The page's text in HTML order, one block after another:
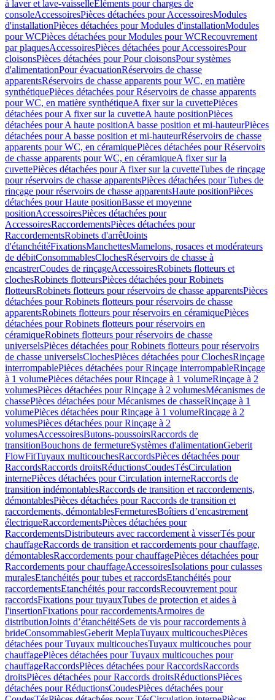
à laver et lave-vaisselleEléments pour charges de
consoleAccessoiresPièces détachées pour AccessoiresModules
d'installationPièces détachées pour Modules d'installationModules
pour WCPièces détachées pour Modules pour WCRecouvrement
par plaquesAccessoiresPièces détachées pour AccessoiresPour
cloisonsPièces détachées pour Pour cloisonsPour systèmes
d'alimentationPour évacuationRéservoirs de chasse
apparentsRéservoirs de chasse apparents pour WC, en matière
synthétiquePièces détachées pour Réservoirs de chasse apparents
pour WC, en matière synthétiqueA fixer sur la cuvettePièces
détachées pour A fixer sur la cuvetteA haute positionPièces
détachées pour A haute positionA basse position et mi-hauteurPièces
détachées pour A basse position et mi-hauteurRéservoirs de chasse
apparents pour WC, en céramiquePièces détachées pour Réservoirs
de chasse apparents pour WC, en céramiqueA fixer sur la
cuvettePièces détachées pour A fixer sur la cuvetteTubes de rinçage
pour réservoirs de chasse apparentsPièces détachées pour Tubes de
rinçage pour réservoirs de chasse apparentsHaute positionPièces
détachées pour Haute positionBasse et moyenne
positionAccessoiresPièces détachées pour
AccessoiresRaccordementsPièces détachées pour
RaccordementsRobinets d'arrêtJoints
d'étanchéitéFixationsManchettesMamelons, rosaces et modérateurs
de débitConsommablesClochesRéservoirs de chasse à
encastrerCoudes de rinçageAccessoiresRobinets flotteurs et
clochesRobinets flotteursPièces détachées pour Robinets
flotteursRobinets flotteurs pour réservoirs de chasse apparentsPièces
détachées pour Robinets flotteurs pour réservoirs de chasse
apparentsRobinets flotteurs pour réservoirs en céramiquePièces
détachées pour Robinets flotteurs pour réservoirs en
céramiqueRobinets flotteurs pour réservoirs de chasse
universelsPièces détachées pour Robinets flotteurs pour réservoirs
de chasse universelsClochesPièces détachées pour ClochesRinçage
interrompablePièces détachées pour Rinçage interrompableRinçage
à 1 volumePièces détachées pour Rinçage à 1 volumeRinçage à 2
volumesPièces détachées pour Rinçage à 2 volumesMécanismes de
chassePièces détachées pour Mécanismes de chasseRinçage à 1
volumePièces détachées pour Rinçage à 1 volumeRinçage à 2
volumesPièces détachées pour Rinçage à 2
volumesAccessoiresButons-poussoirsRaccords de
transitionBouchons de fermetureSystèmes d'alimentationGeberit
FlowFitTuyaux multicouchesRaccordsPièces détachées pour
RaccordsRaccords droitsRéductionsCoudesTésCirculation
internePièces détachées pour Circulation interneRaccords de
transition indémontablesRaccords de transition et raccordements,
démontablesPièces détachées pour Raccords de transition et
raccordements, démontablesFermeturesBoîtiers d’encastrement
électriqueRaccordementsPièces détachées pour
RaccordementsDistributeurs avec raccordement à visserTés pour
chauffageRaccords de transition et raccordements pour chauffage,
démontablesRaccordements pour chauffagePièces détachées pour
Raccordements pour chauffageAccessoiresIsolations pour culasses
muralesEtanchéités pour tubes et raccordsEtanchéités pour
raccordementsEtanchéités pour raccordsRecouvrement pour
raccordsFixations pour tuyauxTubes de protection et aides à
l'insertionFixations pour raccordementsArmoires de
distributionJoints d’étanchéitéSets de vis pour raccordements à
brideConsommablesGeberit MeplaTuyaux multicouchesPièces
détachées pour Tuyaux multicouchesTuyaux multicouches pour
chauffagePièces détachées pour Tuyaux multicouches pour
chauffageRaccordsPièces détachées pour RaccordsRaccords
droitsPièces détachées pour Raccords droitsRéductionsPièces
détachées pour RéductionsCoudesPièces détachées pour